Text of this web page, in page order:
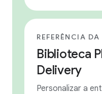
REFERÊNCIA DA
Biblioteca
Delivery
Personalizar a